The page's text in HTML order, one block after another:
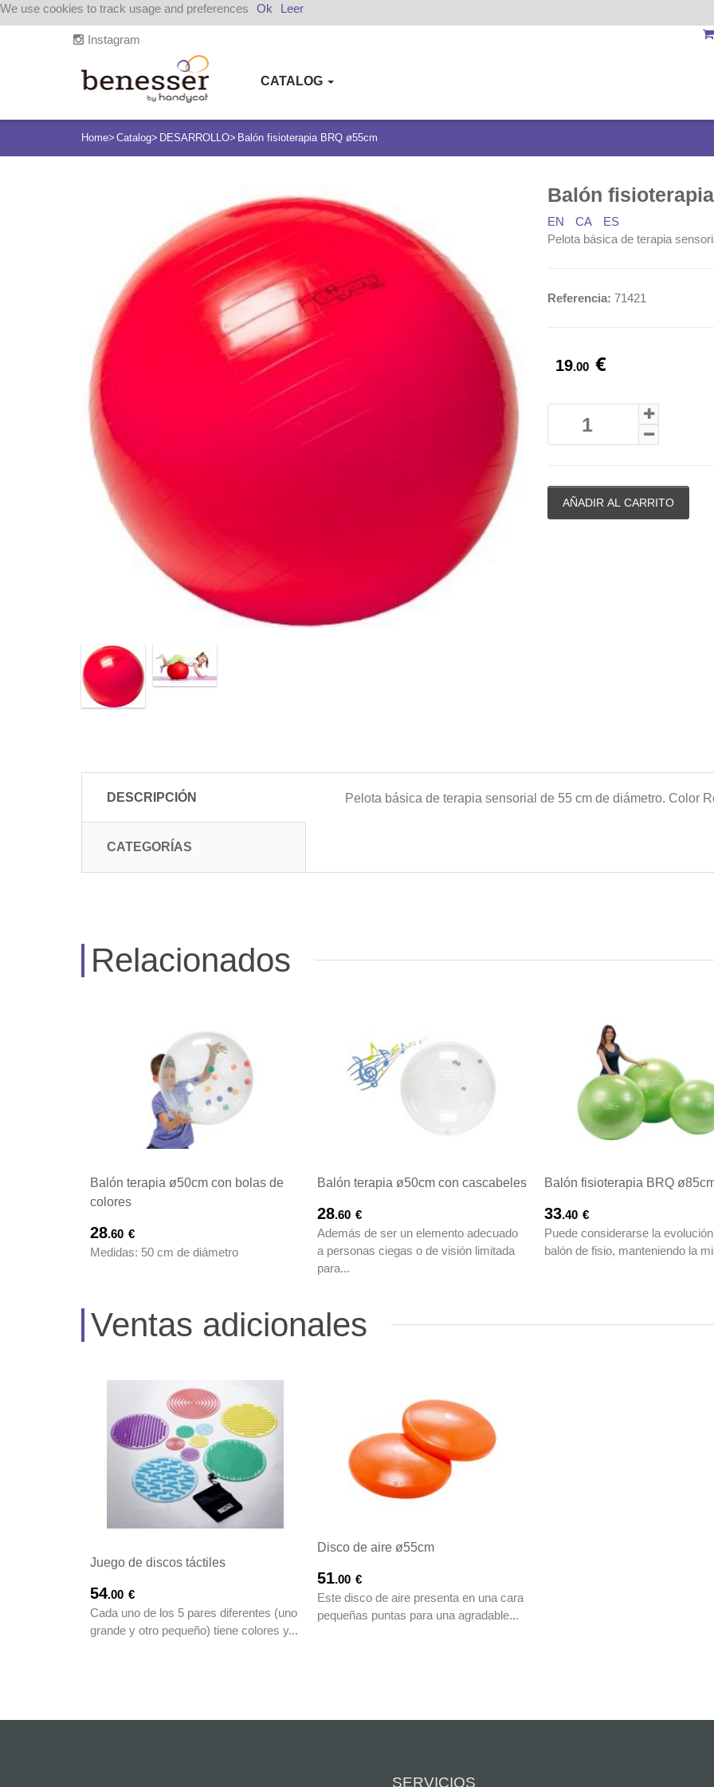
We use cookies to track usage and preferences Ok Leer
Instagram
CATALOG
Home Catalog DESARROLLO Balón fisioterapia BRQ ø55cm
Balón
EN CA
ES
Pelota básica de terapia
Referencia: 71421
19.00 €
AÑADIR AL CARRITO
DESCRIPCIÓN
CATEGORÍAS
Pelota básica de terapia sensorial de 55 cm de diámetro. Color
Relacionados
Balón terapia ø50cm con bolas de
colores
28.60 €
Medidas: 50 cm de diámetro
Balón terapia ø50cm con cascabeles
28.60 €
Además de ser un elemento adecuado
a personas ciegas o de visión limitada
para...
Balón fisioterapia BRQ
33.40 €
Puede considerarse la
balón de fisio, manteniendo la
Ventas adicionales
Juego de discos táctiles
54.00 €
Cada uno de los 5 pares diferentes (uno
grande y otro pequeño) tiene colores y...
Disco de aire ø55cm
51.00 €
Este disco de aire presenta en una cara
pequeñas puntas para una agradable...
SERVICIOS